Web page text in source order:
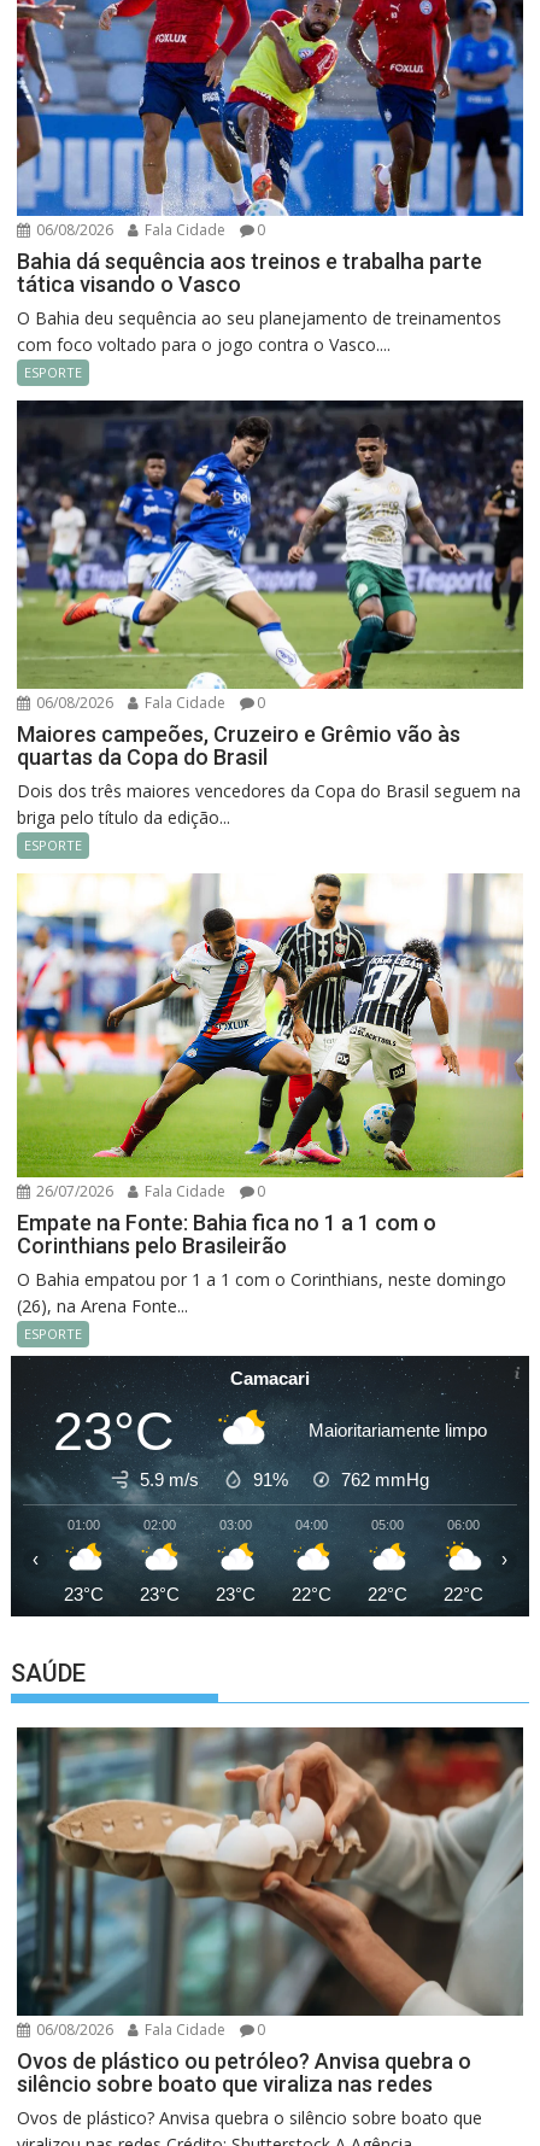
06/08/2026 Fala Cidade 0
Bahia dá sequência aos treinos e trabalha parte
tática visando o Vasco
O Bahia deu sequência ao seu planejamento de treinamentos
com foco voltado para o jogo contra o Vasco....
ESPORTE
06/08/2026 Fala Cidade 0
Maiores campeões, Cruzeiro e Grêmio vão às
quartas da Copa do Brasil
Dois dos três maiores vencedores da Copa do Brasil seguem na
briga pelo título da edição...
ESPORTE
26/07/2026 Fala Cidade 0
Empate na Fonte: Bahia fica no 1 a 1 com o
Corinthians pelo Brasileirão
O Bahia empatou por 1 a 1 com o Corinthians, neste domingo
(26), na Arena Fonte...
ESPORTE
Camacari
23°C Maioritariamente limpo
5.9 m/s 91% 762 mmHg
01:00
23°C
02:00
23°C
03:00
23°C
04:00
22°C
05:00
22°C
06:00
22°C
‹ ›
SAÚDE
06/08/2026 Fala Cidade 0
Ovos de plástico ou petróleo? Anvisa quebra o
silêncio sobre boato que viraliza nas redes
Ovos de plástico? Anvisa quebra o silêncio sobre boato que